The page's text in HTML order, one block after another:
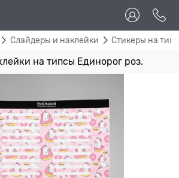
Слайдеры и наклейки Стикеры на
на типсы Единорог роз.